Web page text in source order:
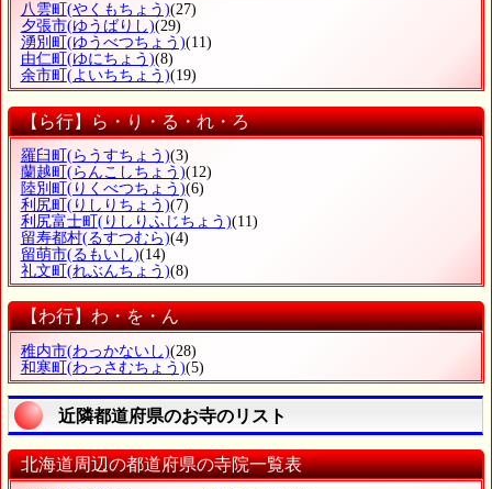
八雲町 (やくもちょう)(27)
夕張市(ゆうばりし)(29)
湧別町 (ゆうべつちょう)(11)
由仁町 (ゆにちょう)(8)
余市町 (よいちちょう)(19)
【ら行】ら・り・る・れ・ろ
羅臼町 (らうすちょう)(3)
蘭越町 (らんこしちょう)(12)
陸別町 (りくべつちょう)(6)
利尻町 (りしりちょう)(7)
利尻富士町 (りしりふじちょう)(11)
留寿都村(るすつむら)(4)
留萌市(るもいし)(14)
礼文町 (れぶんちょう)(8)
【わ行】わ・を・ん
稚内市(わっかないし)(28)
和寒町 (わっさむちょう)(5)
近隣都道府県のお寺のリスト
北海道周辺の都道府県の寺院一覧表